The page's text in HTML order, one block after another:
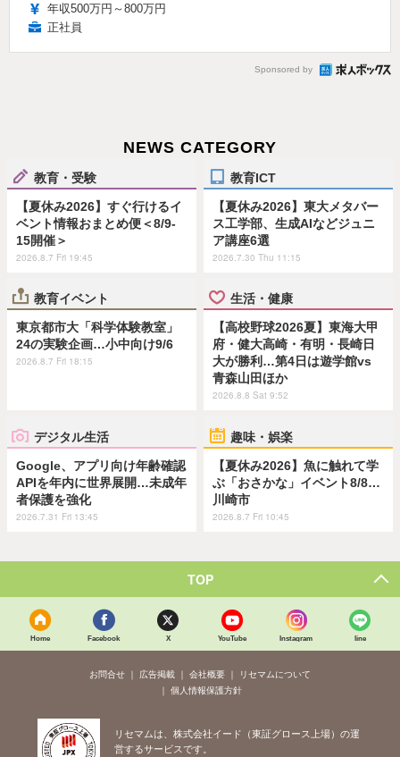
年収500万円～800万円
正社員
Sponsored by
NEWS CATEGORY
教育・受験
【夏休み2026】すぐ行けるイ
ベント情報おまとめ便＜8/9-
15開催＞
2026.8.7 Fri 19:45
教育ICT
【夏休み2026】東大メタバー
ス工学部、生成AIなどジュニ
ア講座6選
2026.7.30 Thu 11:15
教育イベント
東京都市大「科学体験教室」
24の実験企画…小中向け9/6
2026.8.7 Fri 18:15
生活・健康
【高校野球2026夏】東海大甲
府・健大高崎・有明・長崎日
大が勝利…第4日は遊学館vs
青森山田ほか
2026.8.8 Sat 9:52
デジタル生活
Google、アプリ向け年齢確認
APIを年内に世界展開…未成年
者保護を強化
2026.7.31 Fri 13:45
趣味・娯楽
【夏休み2026】魚に触れて学
ぶ「おさかな」イベント8/8…
川崎市
2026.8.7 Fri 10:45
TOP
Home Facebook X YouTube Instagram line
お問合せ 広告掲載 会社概要
リセマムについて
個人情報保護方針
リセマムは、株式会社イード（東証グロース上場）の運
営するサービスです。